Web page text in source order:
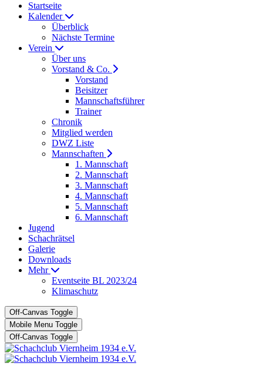
Startseite
Kalender
Überblick
Nächste Termine
Verein
Über uns
Vorstand & Co.
Vorstand
Beisitzer
Mannschaftsführer
Trainer
Chronik
Mitglied werden
DWZ Liste
Mannschaften
1. Mannschaft
2. Mannschaft
3. Mannschaft
4. Mannschaft
5. Mannschaft
6. Mannschaft
Jugend
Schachrätsel
Galerie
Downloads
Mehr
Eventseite BL 2023/24
Klimaschutz
Off-Canvas Toggle
Mobile Menu Toggle
Off-Canvas Toggle